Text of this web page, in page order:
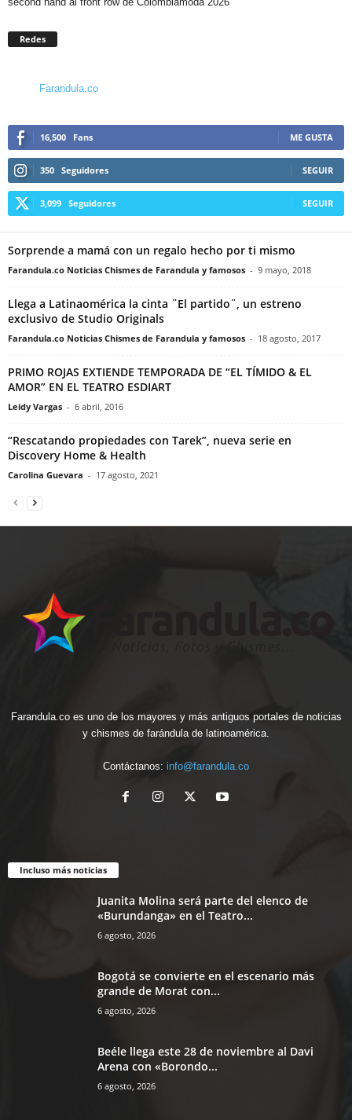
Redes
Farandula.co
16,500 Fans ME GUSTA
350 Seguidores SEGUIR
3,099 Seguidores SEGUIR
Sorprende a mamá con un regalo hecho por ti mismo
Farandula.co Noticias Chismes de Farandula y famosos - 9 mayo, 2018
Llega a Latinaomérica la cinta ¨El partido¨, un estreno
exclusivo de Studio Originals
Farandula.co Noticias Chismes de Farandula y famosos - 18 agosto, 2017
PRIMO ROJAS EXTIENDE TEMPORADA DE “EL TÍMIDO & EL
AMOR” EN EL TEATRO ESDIART
Leidy Vargas - 6 abril, 2016
“Rescatando propiedades con Tarek”, nueva serie en
Discovery Home & Health
Carolina Guevara - 17 agosto, 2021
Farandula.co es uno de los mayores y más antiguos portales de noticias
y chismes de farándula de latinoamérica.
Contáctanos: info@farandula.co
Incluso más noticias
Juanita Molina será parte del elenco de
«Burundanga» en el Teatro...
6 agosto, 2026
Bogotá se convierte en el escenario más
grande de Morat con...
6 agosto, 2026
Beéle llega este 28 de noviembre al Davi
Arena con «Borondo...
6 agosto, 2026